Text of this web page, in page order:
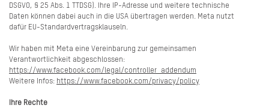
DSGVO, § 25 Abs. 1 TTDSG). Ihre IP-Adresse und weitere technische
Daten können dabei auch in die USA übertragen werden. Meta nutzt
dafür EU-Standardvertragsklauseln.
Wir haben mit Meta eine Vereinbarung zur gemeinsamen
Verantwortlichkeit abgeschlossen:
https://www.facebook.com/legal/controller_addendum
Weitere Infos: https://www.facebook.com/privacy/policy
Ihre Rechte